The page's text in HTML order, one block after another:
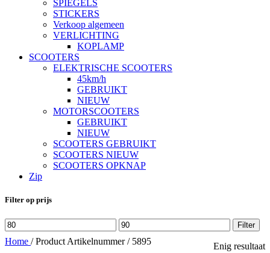
SPIEGELS
STICKERS
Verkoop algemeen
VERLICHTING
KOPLAMP
SCOOTERS
ELEKTRISCHE SCOOTERS
45km/h
GEBRUIKT
NIEUW
MOTORSCOOTERS
GEBRUIKT
NIEUW
SCOOTERS GEBRUIKT
SCOOTERS NIEUW
SCOOTERS OPKNAP
Zip
Filter op prijs
Min.
prijs
Max.
prijs
Filter
Home / Product Artikelnummer/ 5895 Enig resultaat